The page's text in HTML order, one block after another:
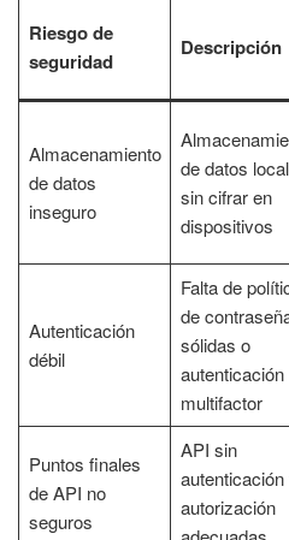
Riesgo de
seguridad
Descripción
Almacenamiento
de datos
inseguro
de datos
sin cifrar en
dispositivos
Autenticación
débil
Falta de
de
sólidas o
autenticación
multifactor
Puntos finales
de API no
seguros
API sin
autenticación
autorización